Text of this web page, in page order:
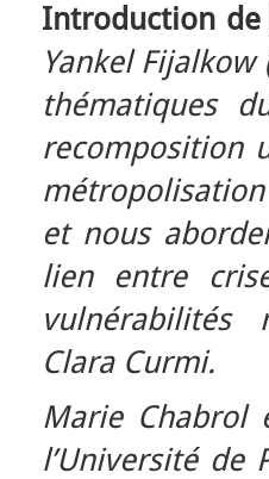
Introduction
Yankel
thématiques
recomposition
et nous
lien entre
vulnérabilités
Clara Curmi.
Marie Chabrol
l’Université de